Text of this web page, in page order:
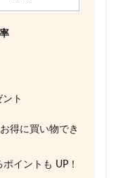
ト
得に買い物でき
イントも UP！